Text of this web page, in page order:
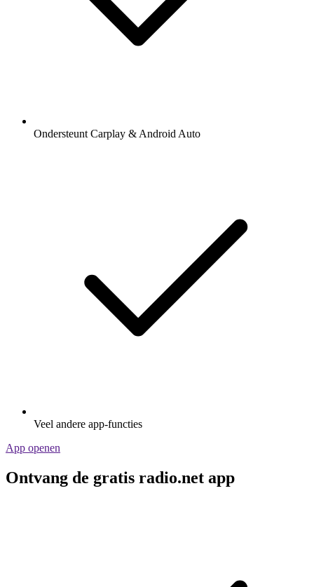
Ondersteunt Carplay & Android Auto
Veel andere app-functies
App openen
Ontvang de gratis radio.net app